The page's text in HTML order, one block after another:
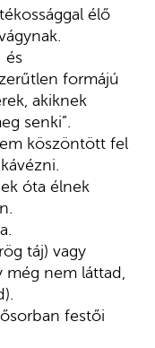
élő
és
formájú
akiknek
senki”.
köszöntött fel
óta élnek
táj) vagy
még nem láttad,
festői